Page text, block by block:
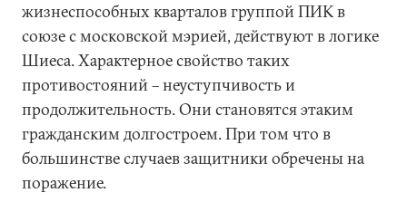
жизнеспособных кварталов группой ПИК в
союзе с московской мэрией, действуют в логике
Шиеса. Характерное свойство таких
противостояний – неуступчивость и
продолжительность. Они становятся этаким
гражданским долгостроем. При том что в
большинстве случаев защитники обречены на
поражение.